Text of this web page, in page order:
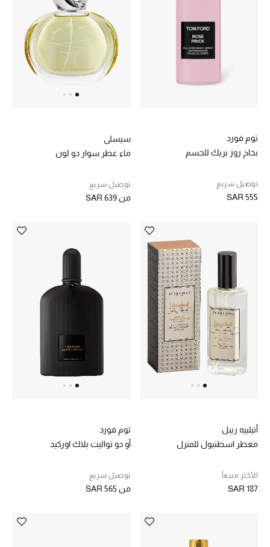
حقائب الأطفال
أبرز المصممين
الأحذية
أمنيات تتلألأ مع النجوم
الأحذية الرجالية
أحذية للأطفال
توم فورد
بخاخ روز بريك للجسم
توصيل سريع
SAR 555
سيسلي
ماء عطر سوار دو لون
توصيل سريع
من SAR 639
أتيلييه ريبل
معطر اسطنبول للمنزل
الأكثر مبيعاً
SAR 187
توم فورد
أو دو تواليت بلاك اوركيد
توصيل سريع
من SAR 565